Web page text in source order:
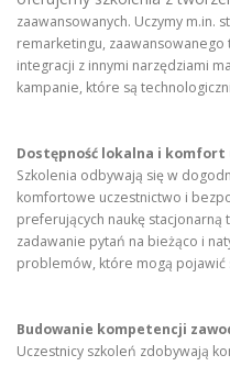
zaawansowanych. Uczymy m.in.
remarketingu,
integracji z innymi narzędziami
kampanie, które są
Dostępność lokalna i
Szkolenia odbywają się w
komfortowe uczestnictwo i
preferujących naukę
zadawanie pytań na bieżąco i
problemów, które mogą pojawić
Budowanie kompetencji
Uczestnicy szkoleń zdobywają